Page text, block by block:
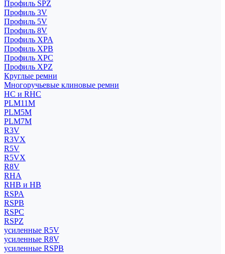
Профиль SPZ
Профиль 3V
Профиль 5V
Профиль 8V
Профиль XPA
Профиль XPB
Профиль XPC
Профиль XPZ
Круглые ремни
Многоручьевые клиновые ремни
HC и RHC
PLM11M
PLM5M
PLM7M
R3V
R3VX
R5V
R5VX
R8V
RHA
RHB и HB
RSPA
RSPB
RSPC
RSPZ
усиленные R5V
усиленные R8V
усиленные RSPB